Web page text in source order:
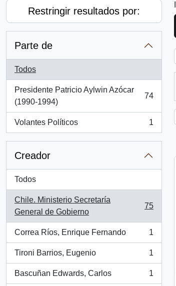
Restringir resultados por:
Parte de
Todos
Presidente Patricio Aylwin Azócar
(1990-1994)
, 74 resultados
74
Volantes Políticos
, 1 resultados
1
Creador
Todos
Chile. Ministerio Secretaría
General de Gobierno
, 75 resultados
75
Correa Ríos, Enrique Fernando
, 1 resultados
1
Tironi Barrios, Eugenio
, 1 resultados
1
Bascuñan Edwards, Carlos
, 1 resultados
1